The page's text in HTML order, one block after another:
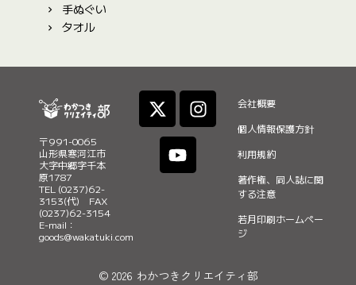
手ぬぐい
タオル
〒991-0065
山形県寒河江市
大字中郷字千本
原1787
TEL (0237)62-
3153(代) FAX
(0237)62-3154
E-mail：
goods@wakatuki.com
X
-
t
w
i
I
n
s
Y
u
t
u
会社概要
個人情報保護方針
利用規約
著作権、同人誌に関
する注意
若月印刷ホームペー
ジ
© 2026 わかつきクリエイティ部